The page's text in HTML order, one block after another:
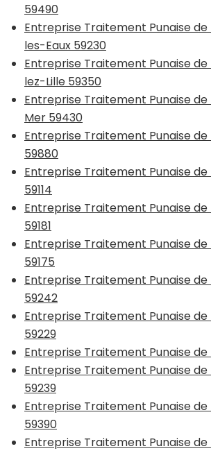
59490
Entreprise Traitement Punaise
les-Eaux 59230
Entreprise Traitement Punaise
lez-Lille 59350
Entreprise Traitement Punaise
Mer 59430
Entreprise Traitement Punaise de
59880
Entreprise Traitement Punaise
59114
Entreprise Traitement Punaise
59181
Entreprise Traitement Punaise
59175
Entreprise Traitement Punaise
59242
Entreprise Traitement Punaise
59229
Entreprise Traitement Punaise de
Entreprise Traitement Punaise de
59239
Entreprise Traitement Punaise de
59390
Entreprise Traitement Punaise de